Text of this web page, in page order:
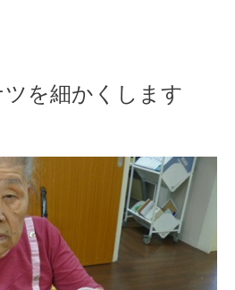
を細かくします